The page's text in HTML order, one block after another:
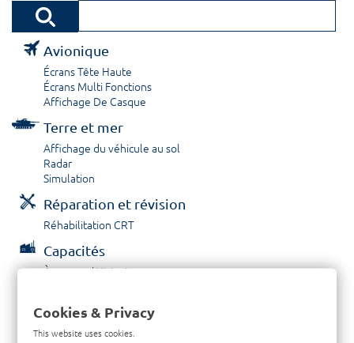
Avionique
Écrans Tête Haute
Écrans Multi Fonctions
Affichage De Casque
Terre et mer
Affichage du véhicule au sol
Radar
Simulation
Réparation et révision
Réhabilitation CRT
Capacités
À propos / Historique
Contactez nous
Cookies & Privacy
This website uses cookies.